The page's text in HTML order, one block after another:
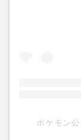
ポケモン